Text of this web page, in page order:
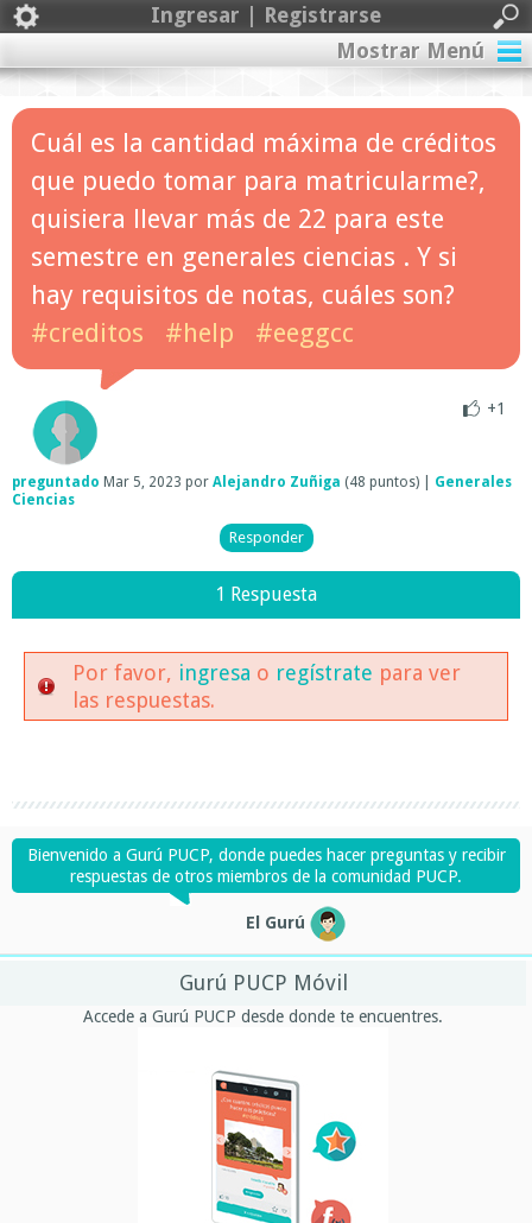
Ingresar | Registrarse
Mostrar Menú
Cuál es la cantidad máxima de créditos
que puedo tomar para matricularme?,
quisiera llevar más de 22 para este
semestre en generales ciencias . Y si
hay requisitos de notas, cuáles son?
#creditos
#help #eeggcc
+1
preguntado Mar 5, 2023 por Alejandro Zuñiga (48 puntos)
Generales
Ciencias
1 Respuesta
Por favor, ingresa o regístrate para ver
las respuestas.
Bienvenido a Gurú PUCP, donde puedes hacer preguntas y recibir
respuestas de otros miembros de la comunidad PUCP.
El Gurú
Gurú PUCP Móvil
Accede a Gurú PUCP desde donde te encuentres.